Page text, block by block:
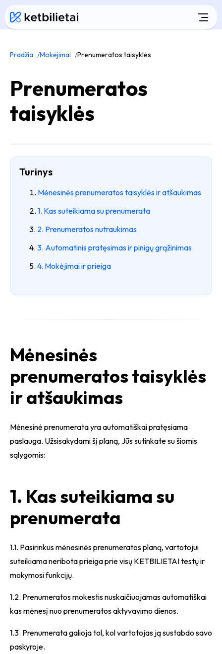
Pradžia Mokėjimai Prenumeratos taisyklės
Prenumeratos
taisyklės
Turinys
Mėnesinės prenumeratos taisyklės ir atšaukimas
1. Kas suteikiama su prenumerata
2. Prenumeratos nutraukimas
3. Automatinis pratęsimas ir pinigų grąžinimas
4. Mokėjimai ir prieiga
Mėnesinės
prenumeratos taisyklės
ir atšaukimas
Mėnesinė prenumerata yra automatiškai pratęsiama
paslauga. Užsisakydami šį planą, Jūs sutinkate su šiomis
sąlygomis:
1. Kas suteikiama su
prenumerata
1.1. Pasirinkus mėnesinės prenumeratos planą, vartotojui
suteikiama neribota prieiga prie visų KETBILIETAI testų ir
mokymosi funkcijų.
1.2. Prenumeratos mokestis nuskaičiuojamas automatiškai
kas mėnesį nuo prenumeratos aktyvavimo dienos.
1.3. Prenumerata galioja tol, kol vartotojas ją sustabdo savo
paskyroje.